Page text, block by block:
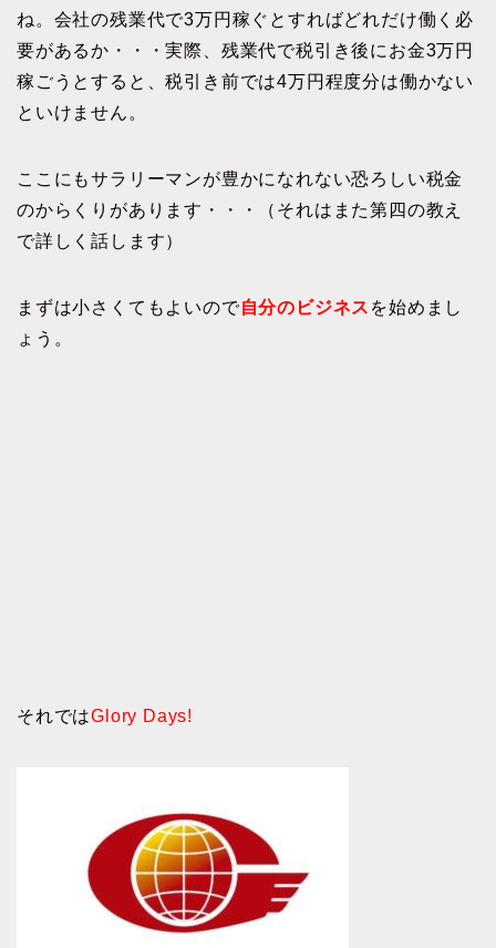
ね。会社の残業代で3万円稼ぐとすればどれだけ働く必
要があるか・・・実際、残業代で税引き後にお金3万円
稼ごうとすると、税引き前では4万円程度分は働かない
といけません。
ここにもサラリーマンが豊かになれない恐ろしい税金
のからくりがあります・・・（それはまた第四の教え
で詳しく話します）
まずは小さくてもよいので自分のビジネス を始めまし
ょう。
それではGlory Days!